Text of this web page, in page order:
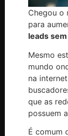
Chegou o
para
leads
Mesmo
mundo
na
que as
possuem
É comum